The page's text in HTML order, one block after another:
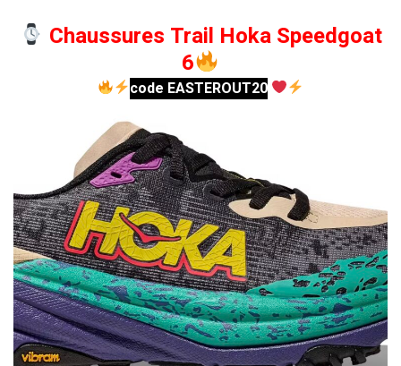
Chaussures Trail Hoka Speedgoat
6
code EASTEROUT20